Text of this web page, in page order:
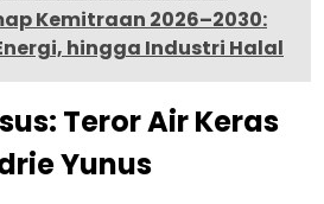
Kemitraan 2026–2030:
hingga Industri Halal
Teror Air Keras
Yunus